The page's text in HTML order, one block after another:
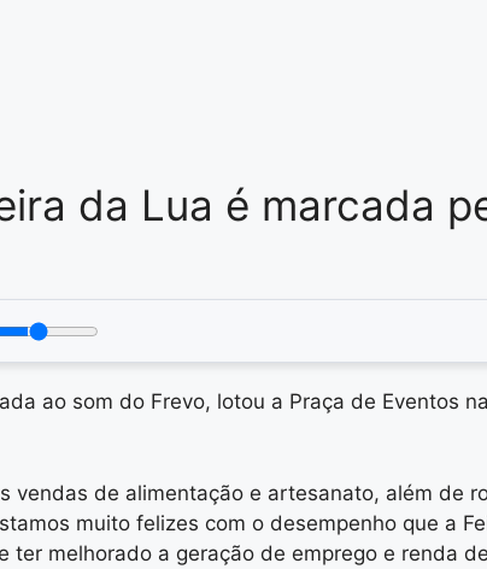
da Lua é marcada
ao som do Frevo, lotou a Praça de Eventos
vendas de alimentação e artesanato, além de
muito felizes com o desempenho que a
melhorado a geração de emprego e renda